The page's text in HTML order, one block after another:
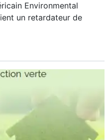
Environmental
un retardateur de